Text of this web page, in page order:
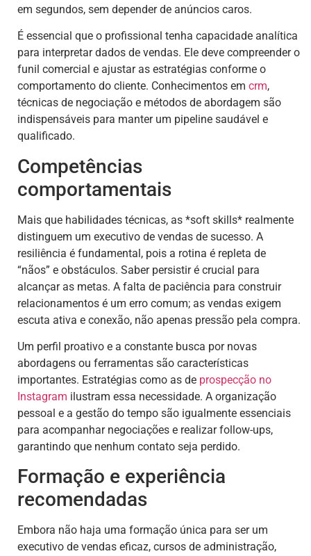
em segundos, sem depender de anúncios caros.
É essencial que o profissional tenha capacidade analítica
para interpretar dados de vendas. Ele deve compreender o
funil comercial e ajustar as estratégias conforme o
comportamento do cliente. Conhecimentos em crm,
técnicas de negociação e métodos de abordagem são
indispensáveis para manter um pipeline saudável e
qualificado.
Competências
comportamentais
Mais que habilidades técnicas, as *soft skills* realmente
distinguem um executivo de vendas de sucesso. A
resiliência é fundamental, pois a rotina é repleta de
“nãos” e obstáculos. Saber persistir é crucial para
alcançar as metas. A falta de paciência para construir
relacionamentos é um erro comum; as vendas exigem
escuta ativa e conexão, não apenas pressão pela compra.
Um perfil proativo e a constante busca por novas
abordagens ou ferramentas são características
importantes. Estratégias como as de prospecção no
Instagram ilustram essa necessidade. A organização
pessoal e a gestão do tempo são igualmente essenciais
para acompanhar negociações e realizar follow-ups,
garantindo que nenhum contato seja perdido.
Formação e experiência
recomendadas
Embora não haja uma formação única para ser um
executivo de vendas eficaz, cursos de administração,